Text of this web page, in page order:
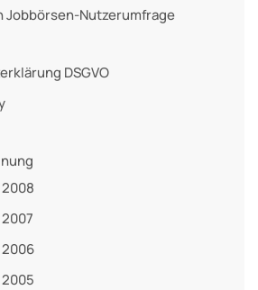
Jobbörsen-Nutzerumfrage
DSGVO